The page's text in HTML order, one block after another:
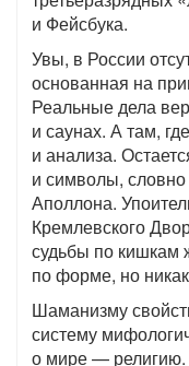
и Фейсбука.
Увы, в России
основанная на
Реальные дела
и саунах. А там,
и анализа.
и символы,
Аполлона.
Кремлевского
судьбы по
по форме, но
Шаманизму
систему
о мире —